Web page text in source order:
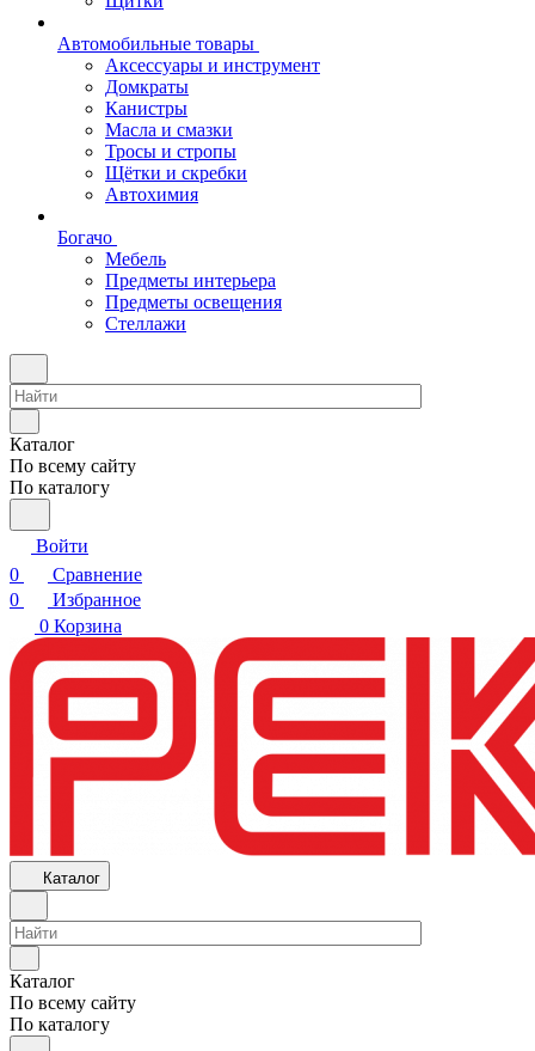
Автомобильные товары
Аксессуары и инструмент
Домкраты
Канистры
Масла и смазки
Тросы и стропы
Щётки и скребки
Автохимия
Богачо
Мебель
Предметы интерьера
Предметы освещения
Стеллажи
Каталог
По всему сайту
По каталогу
Войти
0
Сравнение
0
Избранное
0 Корзина
Каталог
Каталог
По всему сайту
По каталогу